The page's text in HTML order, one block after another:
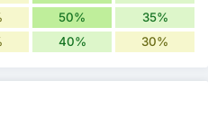
50% 35%
40% 30%